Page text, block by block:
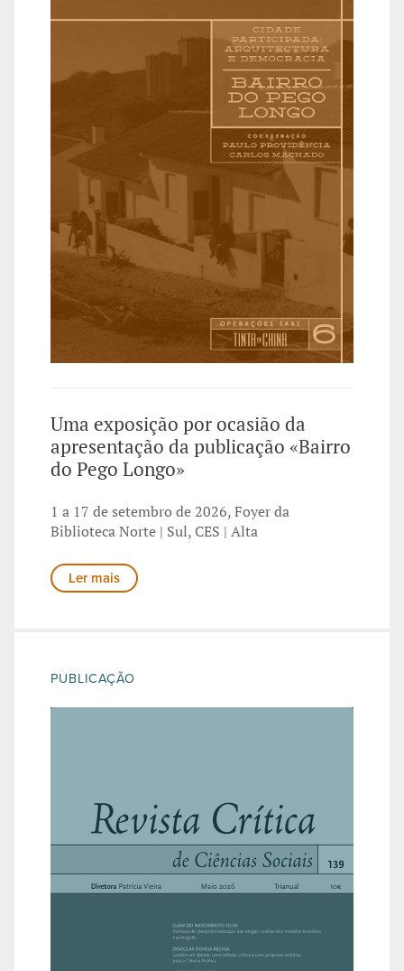
Uma exposição por ocasião da
apresentação da publicação «Bairro
do Pego Longo»
1 a 17 de setembro de 2026, Foyer da
Biblioteca Norte | Sul, CES | Alta
Ler mais
PUBLICAÇÃO